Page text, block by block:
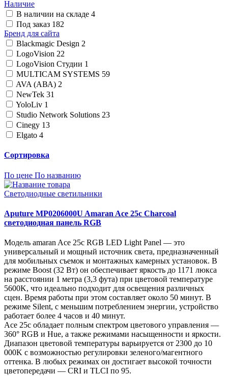
Наличие
В наличии на складе 4
Под заказ 182
Бренд для сайта
Blackmagic Design 2
LogoVision 22
LogoVision Студии 1
MULTICAM SYSTEMS 59
AVA (АВА) 2
NewTek 31
YoloLiv 1
Studio Network Solutions 23
Cinegy 13
Elgato 4
Сортировка
По цене По названию
Светодиодные светильники
Aputure MP0206000U Amaran Ace 25c Charcoal
светодиодная панель RGB
Модель amaran Ace 25c RGB LED Light Panel — это
универсальный и мощный источник света, предназначенный
для мобильных съемок и монтажных камерных установок. В
режиме Boost (32 Вт) он обеспечивает яркость до 1171 люкса
на расстоянии 1 метра (3,3 фута) при цветовой температуре
5600K, что идеально подходит для освещения различных
сцен. Время работы при этом составляет около 50 минут. В
режиме Silent, с меньшим потреблением энергии, устройство
работает более 4 часов и 40 минут.
Ace 25c обладает полным спектром цветового управления —
360° RGB и Hue, а также режимами насыщенности и яркости.
Диапазон цветовой температуры варьируется от 2300 до 10
000K с возможностью регулировки зеленого/магентного
оттенка. В любых режимах он достигает высокой точности
цветопередачи — CRI и TLCI по 95.